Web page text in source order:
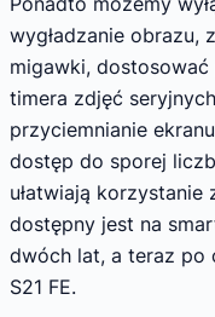
wygładzanie obrazu,
migawki,
timera zdjęć
przyciemnianie
dostęp do sporej
ułatwiają korzystanie
dostępny jest na
dwóch lat, a teraz po
S21 FE.